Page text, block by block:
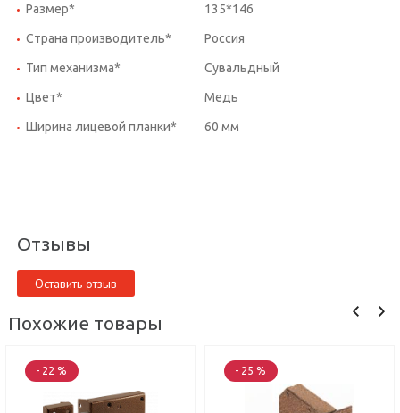
Размер* 135*146
Страна производитель* Россия
Тип механизма* Сувальдный
Цвет* Медь
Ширина лицевой планки* 60 мм
Отзывы
Оставить отзыв
Похожие товары
- 22 % - 25 %